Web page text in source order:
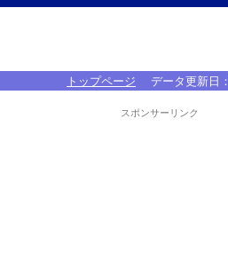
トップページ データ更新日：
スポンサーリンク